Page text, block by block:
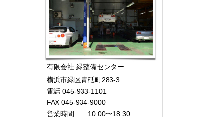
有限会社 緑整備センター
横浜市緑区青砥町283-3
電話 045-933-1101
FAX 045-934-9000
営業時間 10:00〜18:30